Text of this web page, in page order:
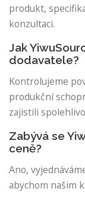
produkt,
konzultaci.
Jak
dodavatele?
Kontrolujeme
produkční
zajistili
Zabývá se
ceně?
Ano,
abychom našim